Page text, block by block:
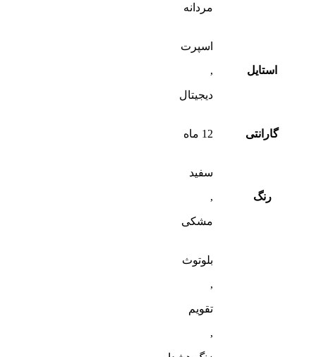
مردانه
استایل
اسپرت
,
دیجیتال
گارانتی 12 ماه
رنگ
سفید
,
مشکی
بلوتوث
,
تقویم
,